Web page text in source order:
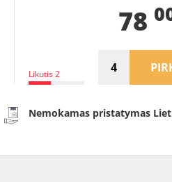
Likutis 2
78
Nemokamas pristatymas